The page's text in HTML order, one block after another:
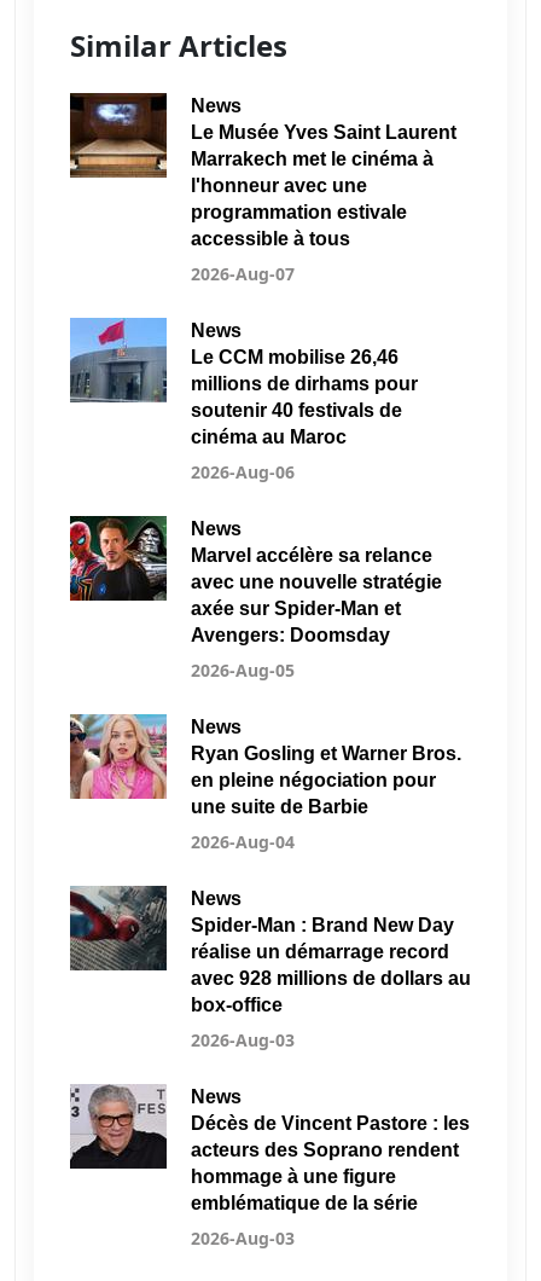
Similar Articles
News
Le Musée Yves Saint Laurent
Marrakech met le cinéma à
l'honneur avec une
programmation estivale
accessible à tous
2026-Aug-07
News
Le CCM mobilise 26,46
millions de dirhams pour
soutenir 40 festivals de
cinéma au Maroc
2026-Aug-06
News
Marvel accélère sa relance
avec une nouvelle stratégie
axée sur Spider-Man et
Avengers: Doomsday
2026-Aug-05
News
Ryan Gosling et Warner Bros.
en pleine négociation pour
une suite de Barbie
2026-Aug-04
News
Spider-Man : Brand New Day
réalise un démarrage record
avec 928 millions de dollars au
box-office
2026-Aug-03
News
Décès de Vincent Pastore : les
acteurs des Soprano rendent
hommage à une figure
emblématique de la série
2026-Aug-03